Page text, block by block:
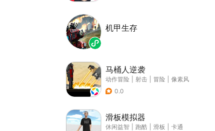
机甲生存
马桶人逆袭
动作冒险 射击 冒险
像素风
0.0
滑板模拟器
休闲益智 跑酷 滑板
卡通